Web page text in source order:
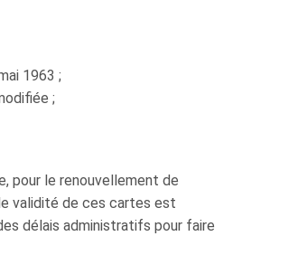
1963 ;
;
pour le renouvellement de
validité de ces cartes est
délais administratifs pour faire